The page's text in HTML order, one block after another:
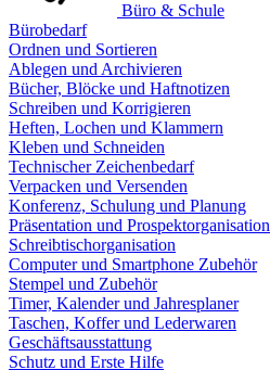
Büro & Schule
Bürobedarf
Ordnen und Sortieren
Ablegen und Archivieren
Bücher, Blöcke und Haftnotizen
Schreiben und Korrigieren
Heften, Lochen und Klammern
Kleben und Schneiden
Technischer Zeichenbedarf
Verpacken und Versenden
Konferenz, Schulung und Planung
Präsentation und Prospektorganisation
Schreibtischorganisation
Computer und Smartphone Zubehör
Stempel und Zubehör
Timer, Kalender und Jahresplaner
Taschen, Koffer und Lederwaren
Geschäftsausstattung
Schutz und Erste Hilfe